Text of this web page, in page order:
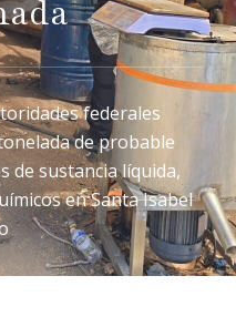
federales
de probable
de sustancia líquida,
en Santa Isabel